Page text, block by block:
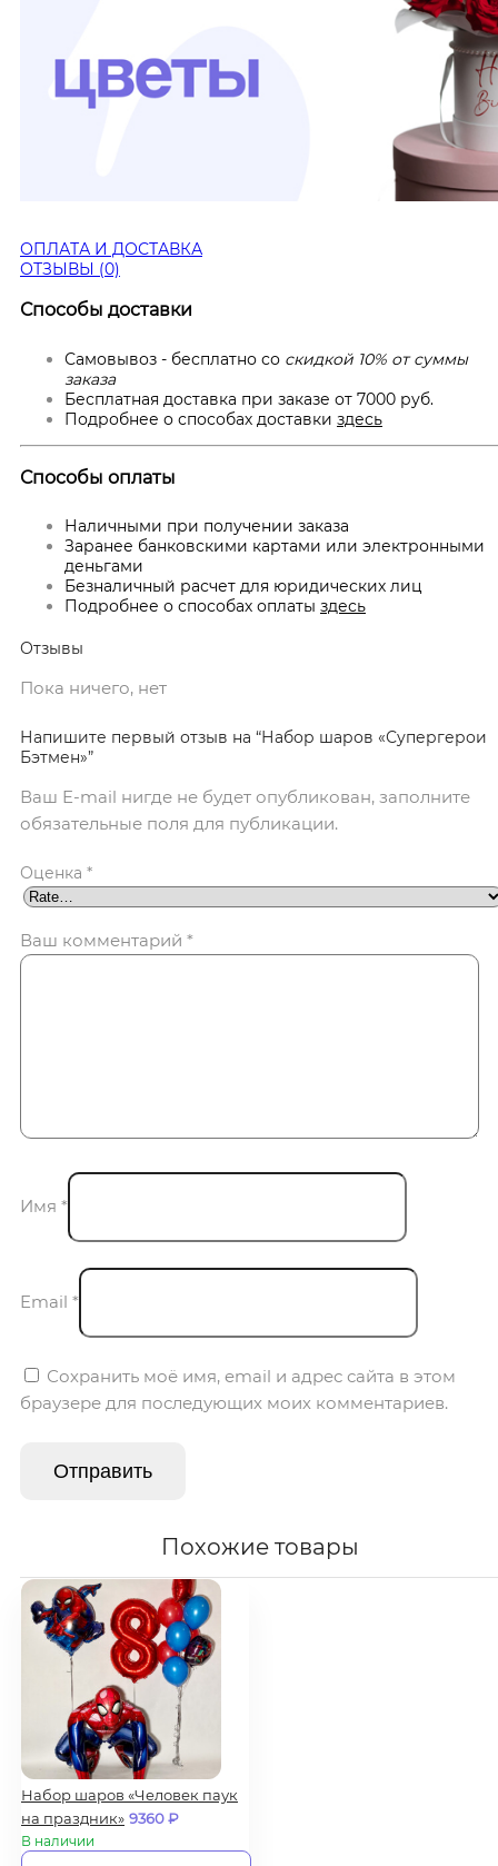
ОПЛАТА И ДОСТАВКА
ОТЗЫВЫ (0)
Способы доставки
Самовывоз - бесплатно со скидкой 10% от суммы
заказа
Бесплатная доставка при заказе от 7000 руб.
Подробнее о способах доставки здесь
Способы оплаты
Наличными при получении заказа
Заранее банковскими картами или электронными
деньгами
Безналичный расчет для юридических лиц
Подробнее о способах оплаты здесь
Отзывы
Пока ничего, нет
Напишите первый отзыв на “Набор шаров «Супергерои
Бэтмен»”
Ваш E-mail нигде не будет опубликован, заполните
обязательные поля для публикации.
Оценка *
Ваш комментарий *
Имя *
Email *
Сохранить моё имя, email и адрес сайта в этом
браузере для последующих моих комментариев.
Похожие товары
Набор шаров «Человек паук
на праздник» 9360₽
В наличии